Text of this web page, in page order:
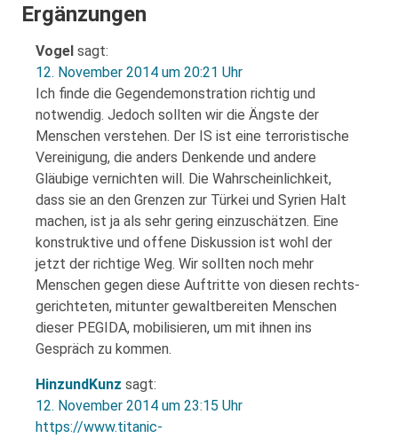
Ergänzungen
Vogel sagt:
12. November 2014 um 20:21 Uhr
Ich finde die Gegendemonstration richtig und
notwendig. Jedoch sollten wir die Ängste der
Menschen verstehen. Der IS ist eine terroristische
Vereinigung, die anders Denkende und andere
Gläubige vernichten will. Die Wahrscheinlichkeit,
dass sie an den Grenzen zur Türkei und Syrien Halt
machen, ist ja als sehr gering einzuschätzen. Eine
konstruktive und offene Diskussion ist wohl der
jetzt der richtige Weg. Wir sollten noch mehr
Menschen gegen diese Auftritte von diesen rechts-
gerichteten, mitunter gewaltbereiten Menschen
dieser PEGIDA, mobilisieren, um mit ihnen ins
Gespräch zu kommen.
HinzundKunz sagt:
12. November 2014 um 23:15 Uhr
https://www.titanic-